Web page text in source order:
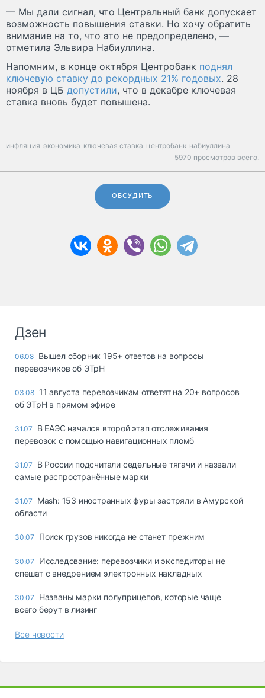
— Мы дали сигнал, что Центральный банк допускает
возможность повышения ставки. Но хочу обратить
внимание на то, что это не предопределено, —
отметила Эльвира Набиуллина.
Напомним, в конце октября Центробанк поднял
ключевую ставку до рекордных 21% годовых. 28
ноября в ЦБ допустили, что в декабре ключевая
ставка вновь будет повышена.
инфляция экономика ключевая ставка центробанк набиуллина
5970 просмотров всего.
ОБСУДИТЬ
Дзен
06.08 Вышел сборник 195+ ответов на вопросы
перевозчиков об ЭТрН
03.08 11 августа перевозчикам ответят на 20+ вопросов
об ЭТрН в прямом эфире
31.07
В ЕАЭС начался второй этап отслеживания
перевозок с помощью навигационных пломб
31.07
В России подсчитали седельные тягачи и назвали
самые распространённые марки
31.07
Mash: 153 иностранных фуры застряли в Амурской
области
30.07 Поиск грузов никогда не станет прежним
30.07
Исследование: перевозчики и экспедиторы не
спешат с внедрением электронных накладных
30.07
Названы марки полуприцепов, которые чаще
всего берут в лизинг
Все новости